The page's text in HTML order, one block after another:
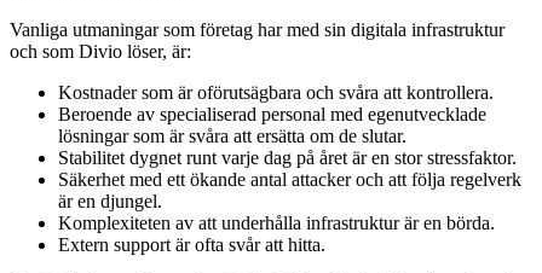
Vanliga utmaningar som företag har med sin digitala infrastruktur
och som Divio löser, är:
Kostnader som är oförutsägbara och svåra att kontrollera.
Beroende av specialiserad personal med egenutvecklade
lösningar som är svåra att ersätta om de slutar.
Stabilitet dygnet runt varje dag på året är en stor stressfaktor.
Säkerhet med ett ökande antal attacker och att följa regelverk
är en djungel.
Komplexiteten av att underhålla infrastruktur är en börda.
Extern support är ofta svår att hitta.